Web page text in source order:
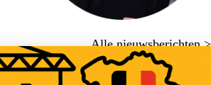
Alle nieuwsberichten >